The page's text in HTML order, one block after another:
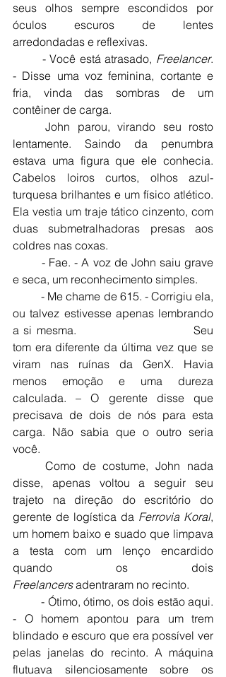
seus olhos sempre escondidos por
óculos escuros de lentes
arredondadas e reflexivas.
	- Você está atrasado,
Freelancer.
- Disse uma voz feminina, cortante e
fria, vinda das sombras de um
contêiner de carga.
	John parou, virando seu rosto
lentamente. Saindo da penumbra
estava uma figura que ele conhecia.
Cabelos loiros curtos, olhos azul-
turquesa brilhantes e um físico atlético.
Ela vestia um traje tático cinzento, com
duas submetralhadoras presas aos
coldres nas coxas.
	- Fae. - A voz de John saiu grave
e seca, um reconhecimento simples.
	- Me chame de 615. - Corrigiu ela,
ou talvez estivesse apenas lembrando
a si mesma. 				Seu
tom era diferente da última vez que se
viram nas ruínas da GenX. Havia
menos emoção e uma dureza
calculada. – O gerente disse que
precisava de dois de nós para esta
carga. Não sabia que o outro seria
você.
disse, apenas voltou a seguir seu
trajeto na direção do escritório do
gerente de logística da Ferrovia Koral,
um homem baixo e suado que limpava
a testa com um lenço encardido
Freelancers adentraram no recinto.
	- Ótimo, ótimo, os dois estão aqui.
- O homem apontou para um trem
blindado e escuro que era possível ver
pelas janelas do recinto. A máquina
flutuava silenciosamente sobre os